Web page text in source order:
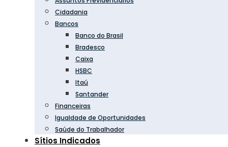
Cidadania
Bancos
Banco do Brasil
Bradesco
Caixa
HSBC
Itaú
Santander
Financeiras
Igualdade de Oportunidades
Saúde do Trabalhador
Sítios Indicados